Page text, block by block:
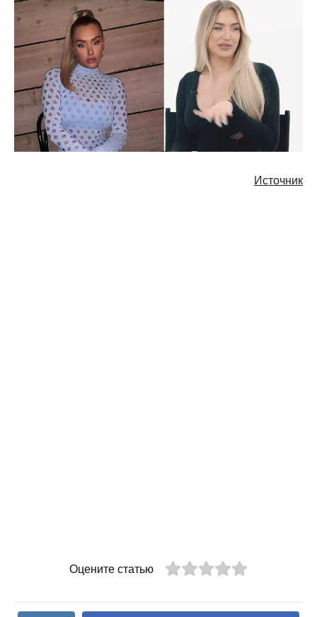
Источник
Оцените статью